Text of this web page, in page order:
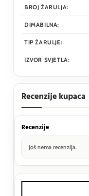
BROJ ŽARULJA:
DIMABILNA:
TIP ŽARULJE:
IZVOR SVJETLA:
Recenzije kupaca
Recenzije
Još nema recenzija.